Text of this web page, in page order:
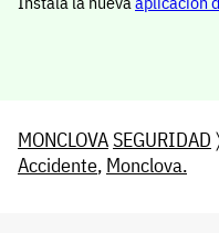
MONCLOVA SEGURIDAD
Accidente, Monclova.